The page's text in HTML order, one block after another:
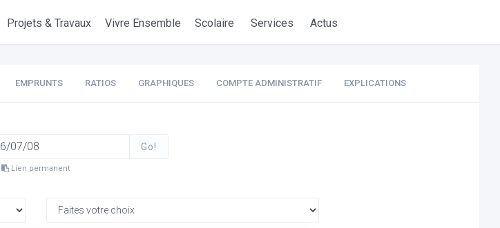
Projets & Travaux Vivre Ensemble Scolaire Services Actus
EMPRUNTS RATIOS GRAPHIQUES COMPTE ADMINISTRATIF EXPLICATIONS
Go!
Lien permanent